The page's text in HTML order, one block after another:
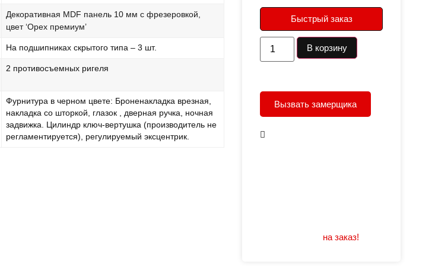
Декоративная MDF панель 10 мм с фрезеровкой,
цвет ‘Орех премиум’
На подшипниках скрытого типа – 3 шт.
2 противосъемных ригеля
Фурнитура в черном цвете: Броненакладка врезная,
накладка со шторкой, глазок , дверная ручка, ночная
задвижка. Цилиндр ключ-вертушка (производитель не
регламентируется), регулируемый эксцентрик.
Быстрый заказ
В корзину
Вызвать замерщика
на заказ!